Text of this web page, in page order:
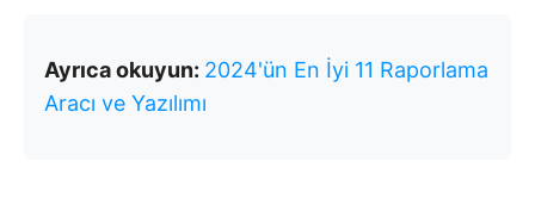
Ayrıca okuyun: 2024'ün En İyi 11 Raporlama
Aracı ve Yazılımı